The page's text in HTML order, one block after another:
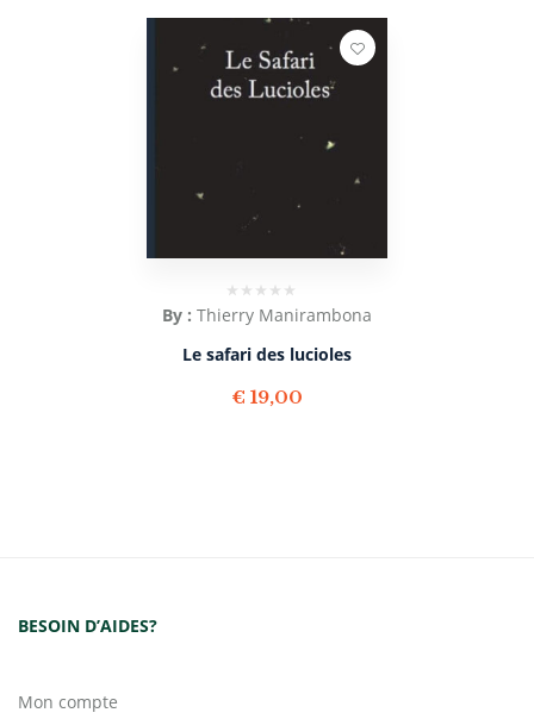
By : Thierry Manirambona
Le safari des lucioles
€ 19,00
BESOIN D’AIDES?
Mon compte